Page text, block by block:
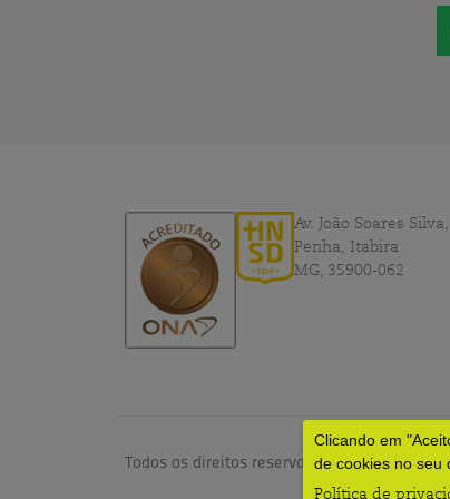
Clicando em
de cookies no seu
Política de
Av. João Soares
Penha, Itabira
MG, 35900-062
Todos os direitos reservados © 2024 – HNSD